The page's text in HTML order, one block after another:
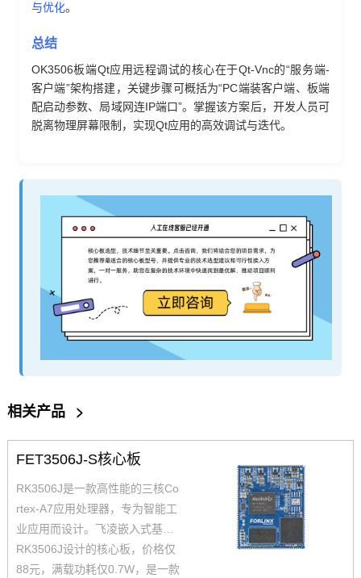
与优化。
总结
OK3506板端Qt应用远程调试的核心在于Qt-Vnc的“服务端-
客户端”架构搭建，关键步骤可概括为“PC端装客户端、板端
配启动参数、局域网连IP端口”。掌握该方案后，开发人员可
脱离物理屏幕限制，实现Qt应用的高效调试与迭代。
相关产品 >
FET3506J-S核心板
RK3506J是一款高性能的三核Co
rtex-A7应用处理器，专为智能工
业应用而设计。飞凌嵌入式基于
RK3506J设计的核心板，价格仅
88元，满载功耗仅0.7W，是一款